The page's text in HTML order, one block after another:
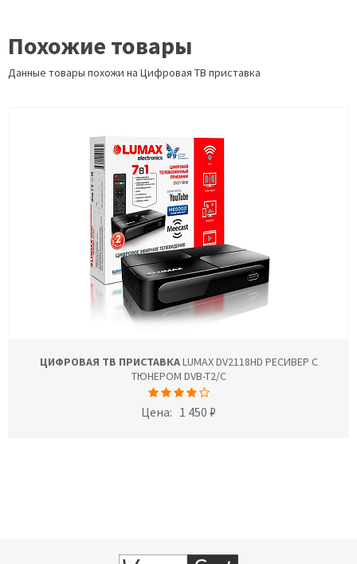
Похожие товары
Данные товары похожи на Цифровая ТВ приставка
ЦИФРОВАЯ ТВ ПРИСТАВКАLUMAX DV2118HD РЕСИВЕР С
ТЮНЕРОМ DVB-T2/C
Цена: 1 450 ₽